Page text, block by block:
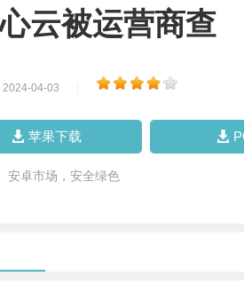
云被运营商查
2024-04-03
苹果下载
安卓市场，安全绿色